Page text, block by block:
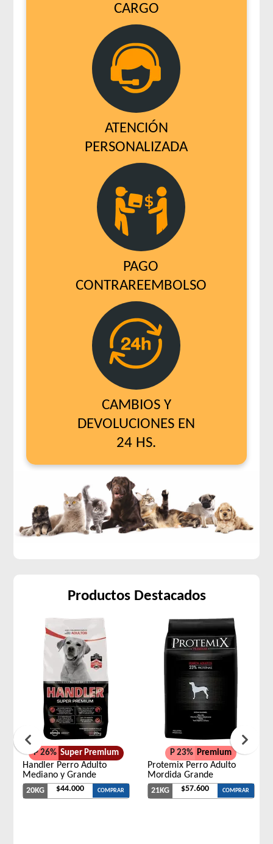
CARGO
ATENCIÓN
PERSONALIZADA
PAGO
CONTRAREEMBOLSO
CAMBIOS Y
DEVOLUCIONES EN
24 HS.
Productos Destacados
P 26% Super Premium
Handler Perro Adulto
Mediano y Grande
20KG $44.000 COMPRAR
P 23% Premium
Protemix Perro Adulto
Mordida Grande
21KG $57.600 COMPRAR